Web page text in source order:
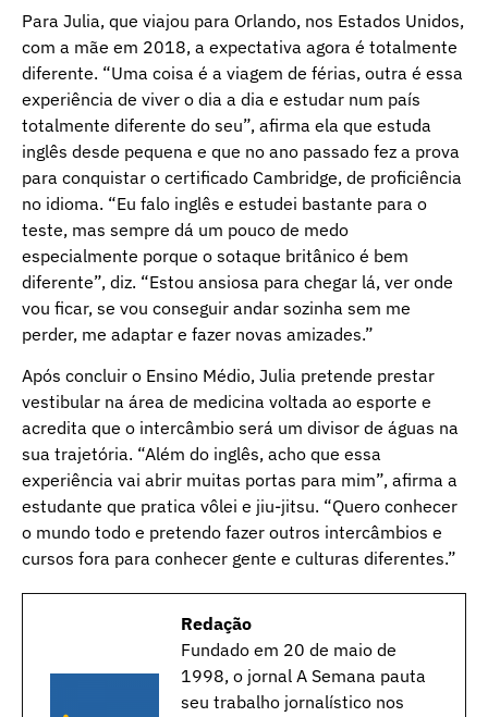
Para Julia, que viajou para Orlando, nos Estados Unidos,
com a mãe em 2018, a expectativa agora é totalmente
diferente. “Uma coisa é a viagem de férias, outra é essa
experiência de viver o dia a dia e estudar num país
totalmente diferente do seu”, afirma ela que estuda
inglês desde pequena e que no ano passado fez a prova
para conquistar o certificado Cambridge, de proficiência
no idioma. “Eu falo inglês e estudei bastante para o
teste, mas sempre dá um pouco de medo
especialmente porque o sotaque britânico é bem
diferente”, diz. “Estou ansiosa para chegar lá, ver onde
vou ficar, se vou conseguir andar sozinha sem me
perder, me adaptar e fazer novas amizades.”
Após concluir o Ensino Médio, Julia pretende prestar
vestibular na área de medicina voltada ao esporte e
acredita que o intercâmbio será um divisor de águas na
sua trajetória. “Além do inglês, acho que essa
experiência vai abrir muitas portas para mim”, afirma a
estudante que pratica vôlei e jiu-jitsu. “Quero conhecer
o mundo todo e pretendo fazer outros intercâmbios e
cursos fora para conhecer gente e culturas diferentes.”
Redação
Fundado em 20 de maio de
1998, o jornal A Semana pauta
seu trabalho jornalístico nos